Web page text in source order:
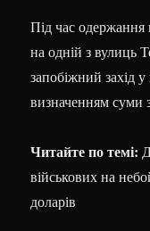
Під час одержання
на одній з вулиць
запобіжний захід
визначенням суми
Читайте по темі:
військових на
доларів